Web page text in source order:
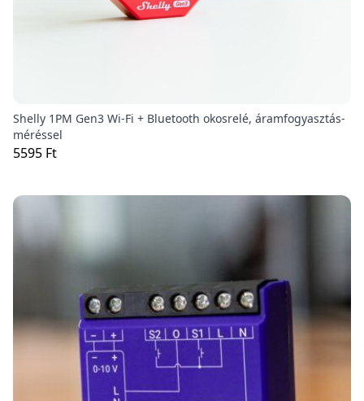
Shelly 1PM Gen3 Wi-Fi + Bluetooth okosrelé, áramfogyasztás-
méréssel
5595 Ft